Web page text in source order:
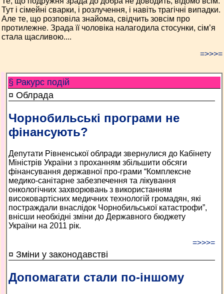
Тут і сімейні сварки, і розлучення, і навіть трагічні випадки.
Але те, що розповіла знайома, свідчить зовсім про
протилежне. Зрада її чоловіка налагодила стосунки, сім’я
стала щасливою....
=>>>=
§ Ракурс подій
¤ Облрада
Чорнобильські програми не
фінансують?
Депутати Рівненської облради звернулися до Кабінету
Міністрів України з проханням збільшити обсяги
фінансування державної про-грами “Комплексне
медико-санітарне забезпечення та лікування
онкологічних захворювань з використанням
високовартісних медичних технологій громадян, які
постраждали внаслідок Чорнобильської катастрофи”,
внісши необхідні зміни до Державного бюджету
України на 2011 рік.
=>>>=
¤ Зміни у законодавстві
Допомагати стали по-іншому